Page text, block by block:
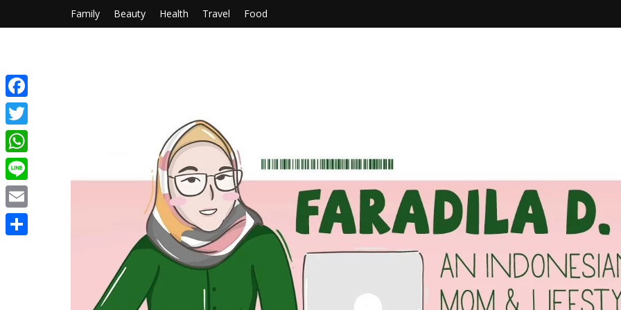
Family Beauty Health Travel Food
Facebook
Twitter
WhatsApp
Line
Email